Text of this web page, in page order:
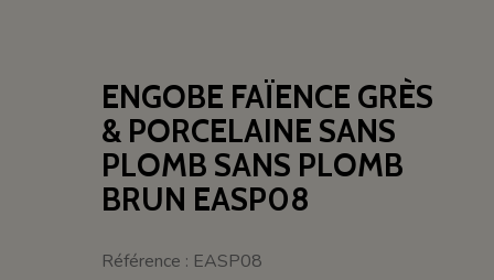
ENGOBE FAÏENCE GRÈS
& PORCELAINE SANS
PLOMB SANS PLOMB
BRUN EASP08
Référence : EASP08